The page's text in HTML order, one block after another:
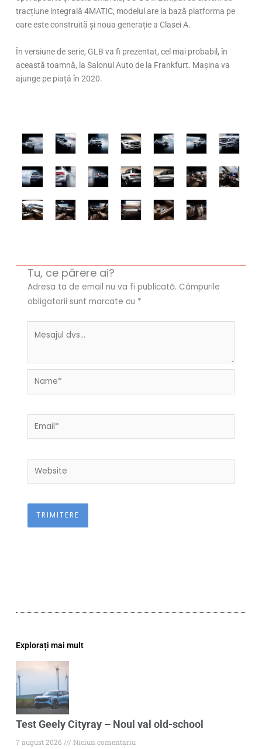
tracțiune integrală 4MATIC, modelul are la bază platforma pe
care este construită și noua generație a Clasei A.
În versiune de serie, GLB va fi prezentat, cel mai probabil, în
această toamnă, la Salonul Auto de la Frankfurt. Mașina va
ajunge pe piață în 2020.
Tu, ce părere ai?
Adresa ta de email nu va fi publicată. Câmpurile
obligatorii sunt marcate cu *
Name*
Email*
Website
Explorați mai mult
Test Geely Cityray – Noul val old-school
7 august 2026
Niciun comentariu